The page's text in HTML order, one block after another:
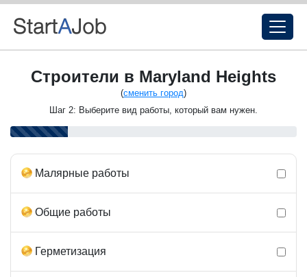
Строители в Maryland Heights
(сменить город)
Шаг 2: Выберите вид работы, который вам нужен.
Малярные работы
Общие работы
Герметизация